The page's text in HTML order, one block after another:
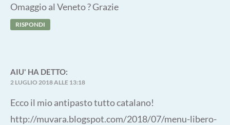
Omaggio al Veneto ? Grazie
RISPONDI
AIU' HA DETTO:
2 LUGLIO 2018 ALLE 13:18
Ecco il mio antipasto tutto catalano!
http://muvara.blogspot.com/2018/07/menu-libero-